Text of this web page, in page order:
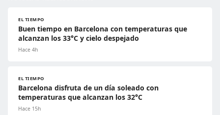
EL TIEMPO
Buen tiempo en Barcelona con temperaturas que
alcanzan los 33°C y cielo despejado
Hace 4h
EL TIEMPO
Barcelona disfruta de un día soleado con
temperaturas que alcanzan los 32°C
Hace 15h